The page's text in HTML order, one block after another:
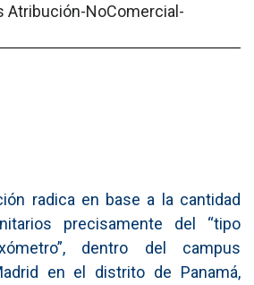
Atribución-NoComercial-
radica en base a la cantidad
precisamente del “tipo
dentro del campus
en el distrito de Panamá,